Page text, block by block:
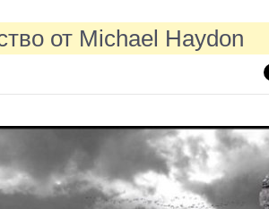
от Michael Haydon